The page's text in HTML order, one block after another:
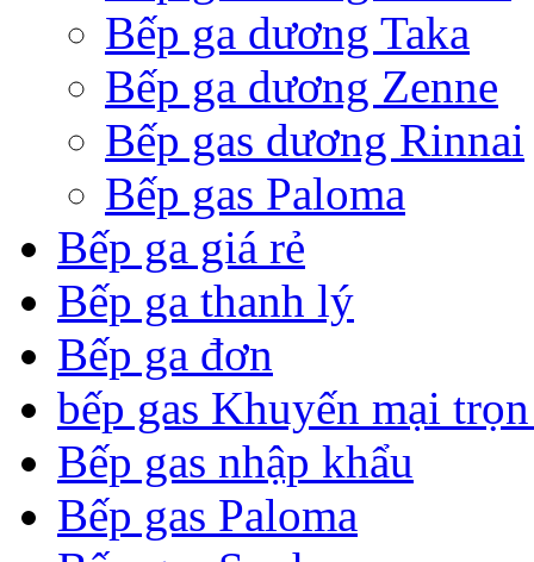
Bếp ga dương Taka
Bếp ga dương Zenne
Bếp gas dương Rinnai
Bếp gas Paloma
Bếp ga giá rẻ
Bếp ga thanh lý
Bếp ga đơn
bếp gas Khuyến mại
Bếp gas nhập khẩu
Bếp gas Paloma